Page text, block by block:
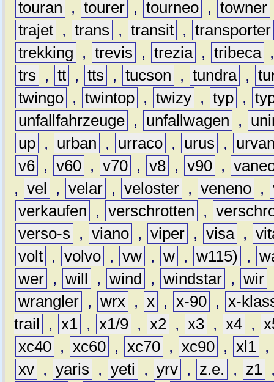
touran , tourer , tourneo , towner
trajet , trans , transit , transporter
trekking
, trevis , trezia , tribeca
trs
, tt , tts , tucson , tundra ,
twingo , twintop , twizy , typ ,
unfallfahrzeuge , unfallwagen ,
up , urban , urraco , urus ,
v6 , v60 , v70 , v8 , v90 ,
, vel , velar , veloster , veneno ,
verkaufen
, verschrotten ,
verso-s
, viano , viper , visa ,
volt , volvo , vw , w , w115) ,
wer , will , wind , windstar , wir
wrangler , wrx , x , x-90 , x-
trail
, x1 , x1/9 , x2 , x3 , x4 ,
xc40 , xc60 , xc70 , xc90 , xl1 ,
xv , yaris , yeti , yrv , z.e. , z1